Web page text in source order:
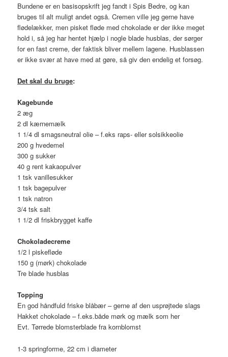
Bundene er en basisopskrift jeg fandt i Spis Bedre, og kan
bruges til alt muligt andet også. Cremen ville jeg gerne have
flødelækker, men pisket fløde med chokolade er der ikke meget
hold i, så jeg har hentet hjælp i nogle blade husblas, der sørger
for en fast creme, der faktisk bliver mellem lagene. Husblassen
er ikke svær at have med at gøre, så giv den endelig et forsøg.
Det skal du bruge:
Kagebunde
2 æg
2 dl kærnemælk
1 1/4 dl smagsneutral olie – f.eks raps- eller solsikkeolie
200 g hvedemel
300 g sukker
40 g rent kakaopulver
1 tsk vanillesukker
1 tsk bagepulver
1 tsk natron
3/4 tsk salt
1 1/2 dl friskbrygget kaffe
Chokoladecreme
1/2 l piskefløde
150 g (mørk) chokolade
Tre blade husblas
Topping
En god håndfuld friske blåbær – gerne af den usprøjtede slags
Hakket chokolade – f.eks.både mørk og mælk som her
Evt. Tørrede blomsterblade fra kornblomst
1-3 springforme, 22 cm i diameter